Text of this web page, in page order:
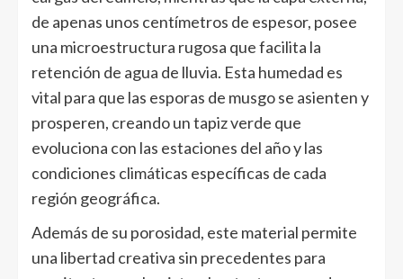
de apenas unos centímetros de espesor, posee
una microestructura rugosa que facilita la
retención de agua de lluvia. Esta humedad es
vital para que las esporas de musgo se asienten y
prosperen, creando un tapiz verde que
evoluciona con las estaciones del año y las
condiciones climáticas específicas de cada
región geográfica.
Además de su porosidad, este material permite
una libertad creativa sin precedentes para